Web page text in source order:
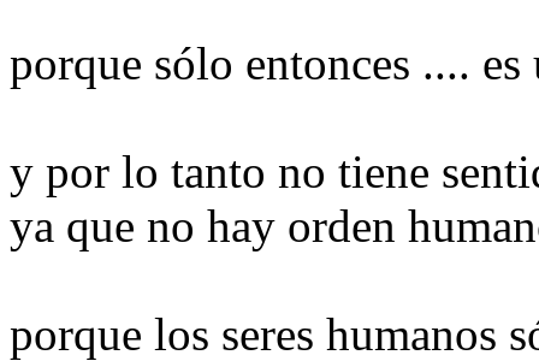
porque sólo entonces .... es
y por lo tanto no tiene
ya que no hay orden
porque los seres humanos